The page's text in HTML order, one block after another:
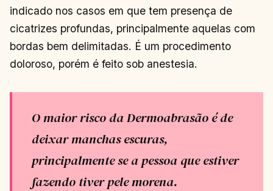
indicado nos casos em que tem presença de
cicatrizes profundas, principalmente aquelas com
bordas bem delimitadas. É um procedimento
doloroso, porém é feito sob anestesia.
O maior risco da Dermoabrasão é de
deixar manchas escuras,
principalmente se a pessoa que estiver
fazendo tiver pele morena.